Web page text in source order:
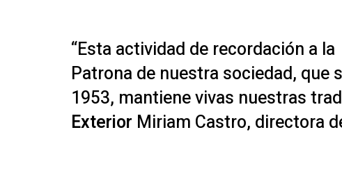
“Esta actividad de recordación a la
Patrona de nuestra sociedad, que
1953, mantiene vivas nuestras
Exterior Miriam Castro, directora